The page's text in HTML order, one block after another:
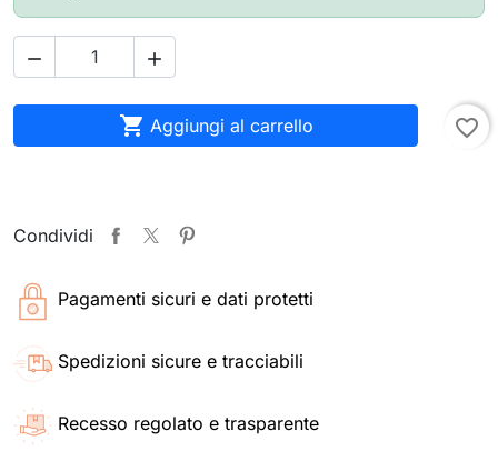
 
 Aggiungi al carrello favorite_border
Condividi
Pagamenti sicuri e dati protetti
Spedizioni sicure e tracciabili
Recesso regolato e trasparente